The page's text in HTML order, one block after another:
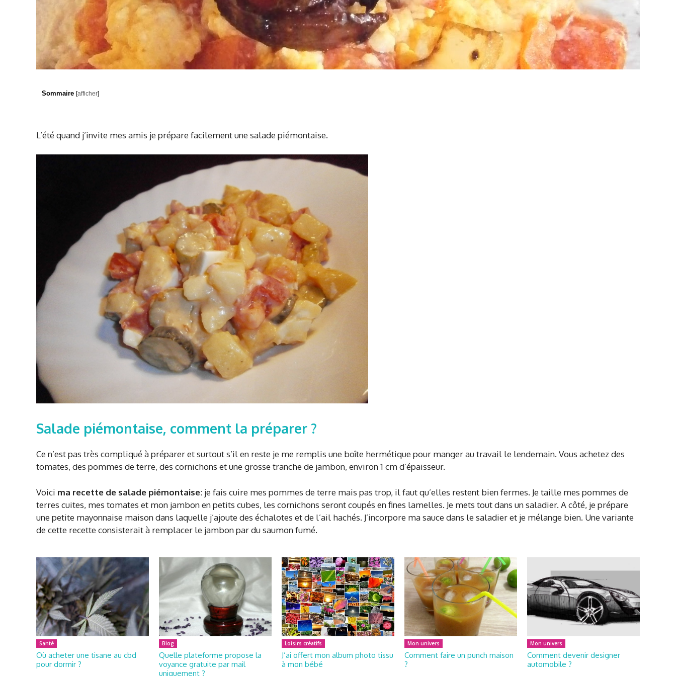
Sommaire [afficher]
L’été quand j’invite mes amis je prépare facilement une salade piémontaise.
Salade piémontaise, comment la préparer ?
Ce n’est pas très compliqué à préparer et surtout s’il en reste je me remplis une boîte hermétique pour manger au travail le lendemain. Vous achetez des
tomates, des pommes de terre, des cornichons et une grosse tranche de jambon, environ 1 cm d’épaisseur.
Voici ma recette de salade piémontaise: je fais cuire mes pommes de terre mais pas trop, il faut qu’elles restent bien fermes. Je taille mes pommes de
terres cuites, mes tomates et mon jambon en petits cubes, les cornichons seront coupés en fines lamelles. Je mets tout dans un saladier. A côté, je prépare
une petite mayonnaise maison dans laquelle j’ajoute des échalotes et de l’ail hachés. J’incorpore ma sauce dans le saladier et je mélange bien. Une variante
de cette recette consisterait à remplacer le jambon par du saumon fumé.
Santé
Où acheter une tisane au cbd
pour dormir ?
Blog
Quelle plateforme propose la
voyance gratuite par mail
uniquement ?
Loisirs créatifs
J’ai offert mon album photo tissu
à mon bébé
Mon univers
Comment faire un punch maison
?
Mon univers
Comment devenir designer
automobile ?